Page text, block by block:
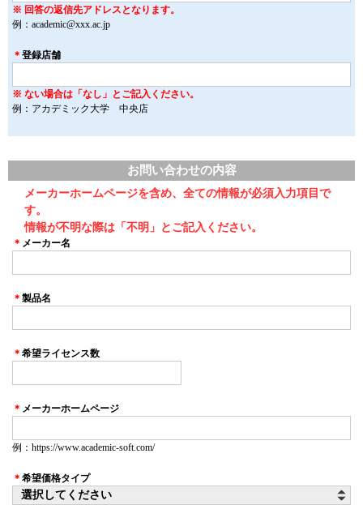
※ 回答の返信先アドレスとなります。
例：academic@xxx.ac.jp
＊ 登録店舗
※ ない場合は「なし」とご記入ください。
例：アカデミック大学 中央店
お問い合わせの内容
メーカーホームページを含め、全ての情報が必須入力項目で
す。
情報が不明な際は「不明」とご記入ください。
＊ メーカー名
＊ 製品名
＊ 希望ライセンス数
＊ メーカーホームページ
例：https://www.academic-soft.com/
＊ 希望価格タイプ